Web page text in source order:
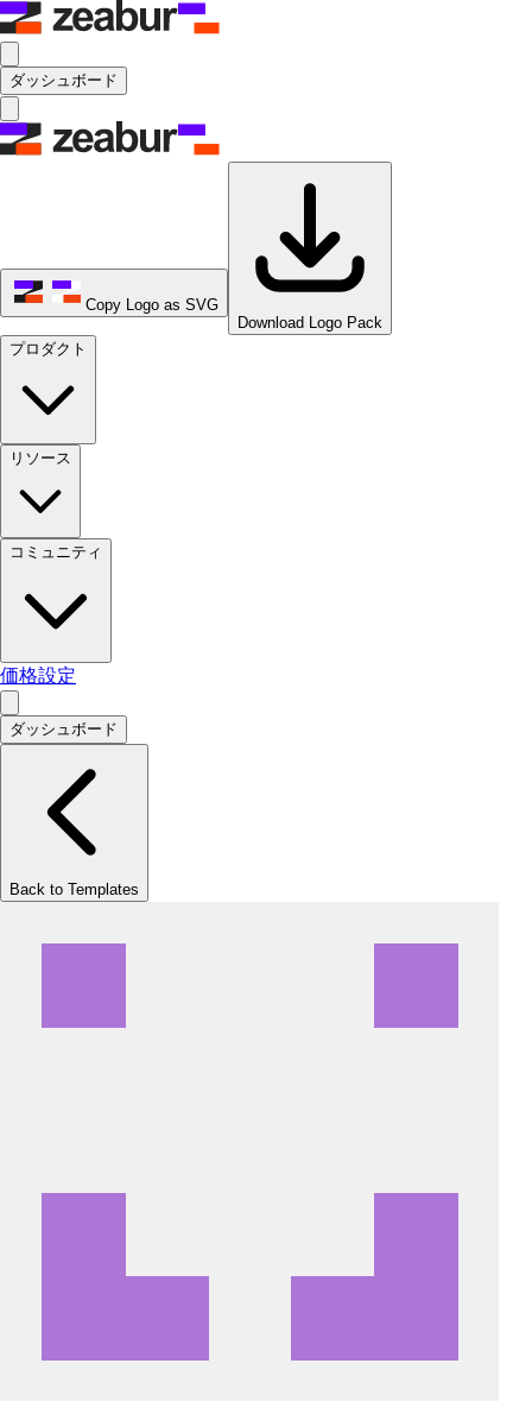
ダッシュボード
Copy Logo as SVG
Download Logo Pack
プロダクト
リソース
コミュニティ
価格設定
ダッシュボード
Back to Templates